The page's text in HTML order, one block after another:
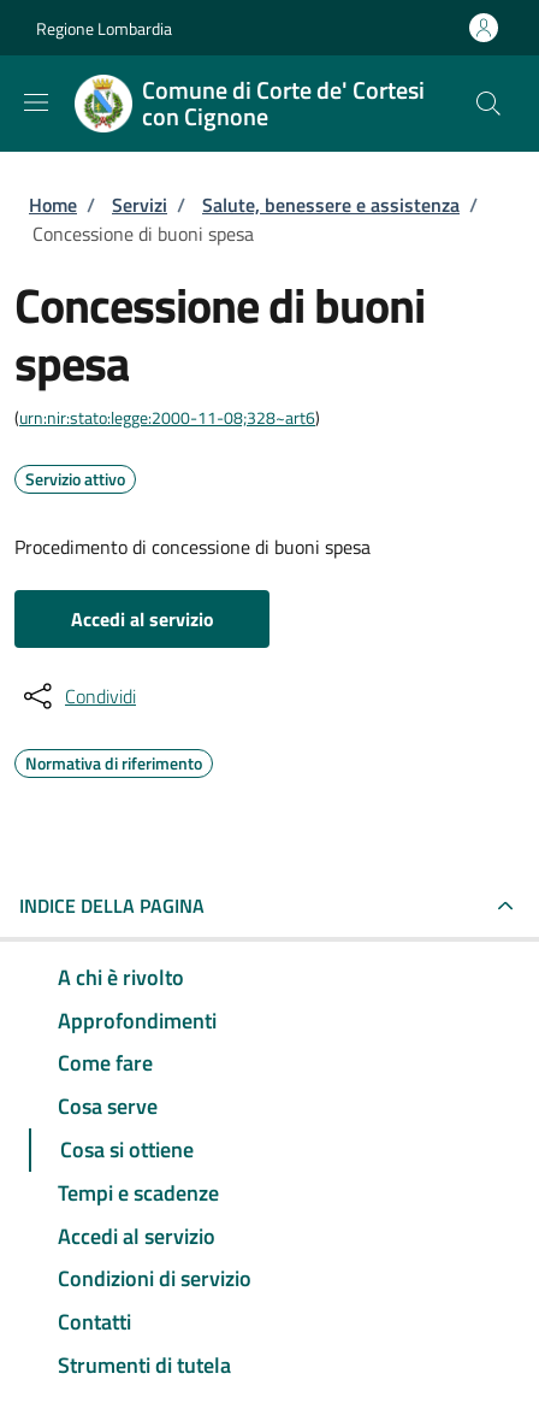
Regione Lombardia
Comune di Corte de' Cortesi
con Cignone
Briciole di pane
Home / Servizi / Salute, benessere e assistenza /
Concessione di buoni spesa
Concessione di buoni
spesa
(urn:nir:stato:legge:2000-11-08;328~art6)
Servizio attivo
Procedimento di concessione di buoni spesa
Accedi al servizio
Condividi
Normativa di riferimento
INDICE DELLA PAGINA
A chi è rivolto
Approfondimenti
Come fare
Cosa serve
Cosa si ottiene
Tempi e scadenze
Accedi al servizio
Condizioni di servizio
Contatti
Strumenti di tutela